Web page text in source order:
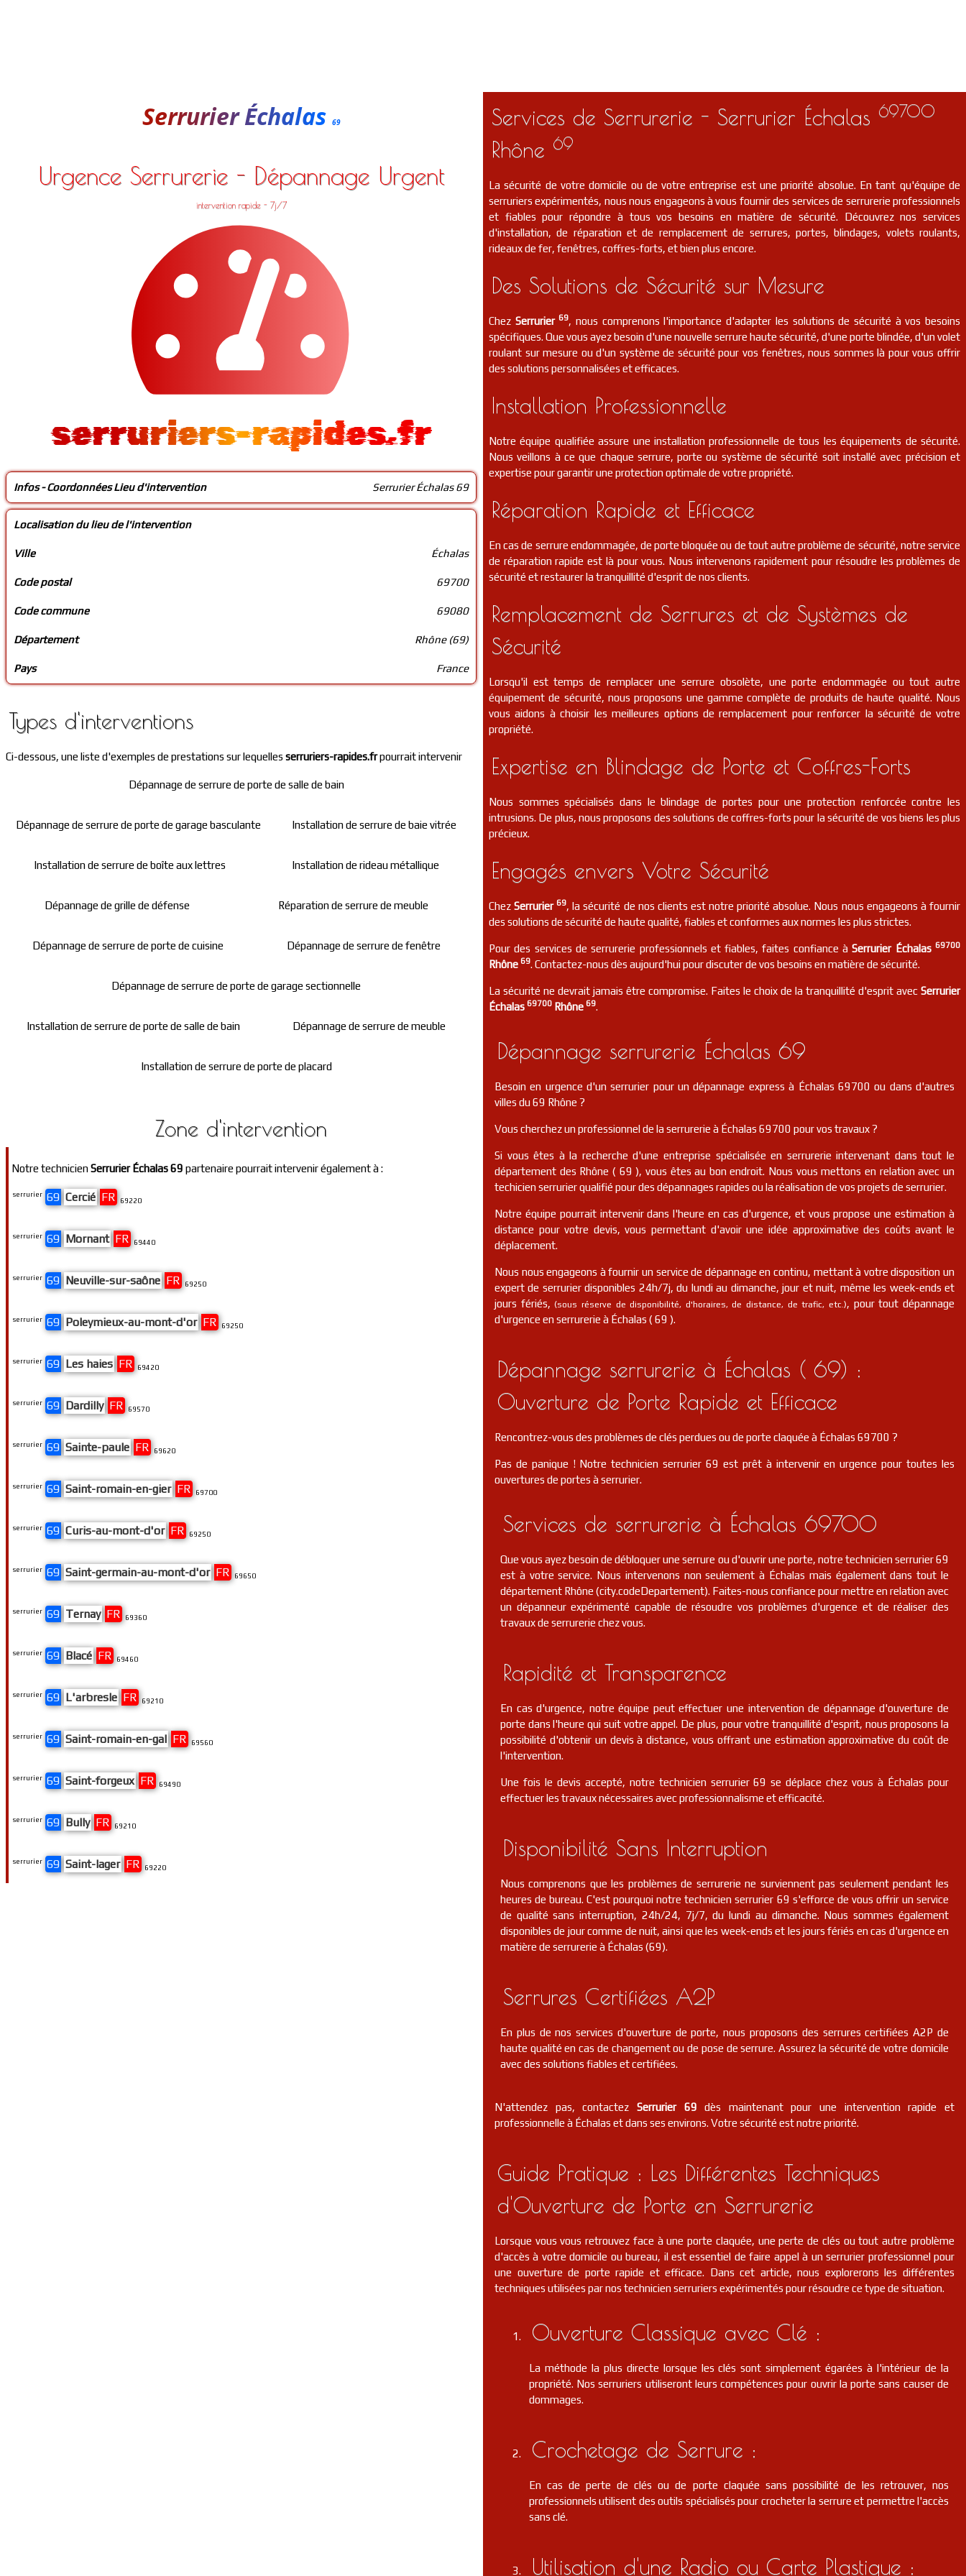
Serrurier Échalas 69
Urgence Serrurerie - Dépannage Urgent
intervention rapide - 7j/7
serruriers-rapides.fr
Infos - Coordonnées Lieu d'intervention Serrurier Échalas 69
Localisation du lieu de l'intervention
Ville Échalas
Code postal 69700
Code commune 69080
Département Rhône (69)
Pays France
Types d'interventions
Ci-dessous, une liste d'exemples de prestations sur lequelles serruriers-rapides.frpourrait intervenir
Dépannage de serrure de porte de salle de bain
Dépannage de serrure de porte de garage basculante Installation de serrure de baie vitrée
Installation de serrure de boîte aux lettres Installation de rideau métallique
Dépannage de grille de défense Réparation de serrure de meuble
Dépannage de serrure de porte de cuisine Dépannage de serrure de fenêtre
Dépannage de serrure de porte de garage sectionnelle
Installation de serrure de porte de salle de bain Dépannage de serrure de meuble
Installation de serrure de porte de placard
Zone d'intervention
Notre technicienSerrurier Échalas 69 partenaire pourrait intervenir également à :
serrurier 69 Saint-lager FR 69220
serrurier 69 Bully FR 69210
serrurier 69 Saint-forgeux FR 69490
serrurier 69 Saint-romain-en-gal FR 69560
serrurier 69 L'arbresle FR 69210
serrurier 69 Blacé FR 69460
serrurier 69 Ternay FR 69360
serrurier 69 Saint-germain-au-mont-d'or FR 69650
serrurier 69 Curis-au-mont-d'or FR 69250
serrurier 69 Saint-romain-en-gier FR 69700
serrurier 69 Sainte-paule FR 69620
serrurier 69 Dardilly FR 69570
serrurier 69 Les haies FR 69420
serrurier 69 Poleymieux-au-mont-d'or FR 69250
serrurier 69 Neuville-sur-saône FR 69250
serrurier 69 Mornant FR 69440
serrurier 69 Cercié FR 69220
Services de Serrurerie - Serrurier Échalas 69700
Rhône 69
La sécurité de votre domicile ou de votre entreprise est une priorité absolue. En tant qu'équipe de
serruriers expérimentés, nous nous engageons à vous fournir des services de serrurerie professionnels
et fiables pour répondre à tous vos besoins en matière de sécurité. Découvrez nos services
d'installation, de réparation et de remplacement de serrures, portes, blindages, volets roulants,
rideaux de fer, fenêtres, coffres-forts, et bien plus encore.
Des Solutions de Sécurité sur Mesure
Chez Serrurier69, nous comprenons l'importance d'adapter les solutions de sécurité à vos besoins
spécifiques. Que vous ayez besoin d'une nouvelle serrure haute sécurité, d'une porte blindée, d'un volet
roulant sur mesure ou d'un système de sécurité pour vos fenêtres, nous sommes là pour vous offrir
des solutions personnalisées et efficaces.
Installation Professionnelle
Notre équipe qualifiée assure une installation professionnelle de tous les équipements de sécurité.
Nous veillons à ce que chaque serrure, porte ou système de sécurité soit installé avec précision et
expertise pour garantir une protection optimale de votre propriété.
Réparation Rapide et Efficace
En cas de serrure endommagée, de porte bloquée ou de tout autre problème de sécurité, notre service
de réparation rapide est là pour vous. Nous intervenons rapidement pour résoudre les problèmes de
sécurité et restaurer la tranquillité d'esprit de nos clients.
Remplacement de Serrures et de Systèmes de
Sécurité
Lorsqu'il est temps de remplacer une serrure obsolète, une porte endommagée ou tout autre
équipement de sécurité, nous proposons une gamme complète de produits de haute qualité. Nous
vous aidons à choisir les meilleures options de remplacement pour renforcer la sécurité de votre
propriété.
Expertise en Blindage de Porte et Coffres-Forts
Nous sommes spécialisés dans le blindage de portes pour une protection renforcée contre les
intrusions. De plus, nous proposons des solutions de coffres-forts pour la sécurité de vos biens les plus
précieux.
Engagés envers Votre Sécurité
ChezSerrurier69, la sécurité de nos clients est notre priorité absolue. Nous nous engageons à fournir
des solutions de sécurité de haute qualité, fiables et conformes aux normes les plus strictes.
Pour des services de serrurerie professionnels et fiables, faites confiance àSerrurier Échalas 69700
Rhône 69. Contactez-nous dès aujourd'hui pour discuter de vos besoins en matière de sécurité.
La sécurité ne devrait jamais être compromise. Faites le choix de la tranquillité d'esprit avec Serrurier
Échalas 69700Rhône 69.
Dépannage serrurerie Échalas 69
Besoin en urgence d'un serrurier pour un dépannage express à Échalas 69700 ou dans d'autres
villes du 69 Rhône ?
Vous cherchez un professionnel de la serrurerie à Échalas 69700 pour vos travaux ?
Si vous êtes à la recherche d'une entreprise spécialisée en serrurerie intervenant dans tout le
département des Rhône ( 69 ), vous êtes au bon endroit. Nous vous mettons en relation avec un
techicien serrurier qualifié pour des dépannages rapides ou la réalisation de vos projets de serrurier.
Notre équipe pourrait intervenir dans l'heure en cas d'urgence, et vous propose une estimation à
distance pour votre devis, vous permettant d'avoir une idée approximative des coûts avant le
déplacement.
Nous nous engageons à fournir un service de dépannage en continu, mettant à votre disposition un
expert de serrurier disponibles 24h/7j, du lundi au dimanche, jour et nuit, même les week-ends et
jours fériés,(sous réserve de disponibilité, d'horaires, de distance, de trafic, etc.), pour tout dépannage
d'urgence en serrurerie à Échalas ( 69 ).
Dépannage serrurerie à Échalas ( 69) :
Ouverture de Porte Rapide et Efficace
Rencontrez-vous des problèmes de clés perdues ou de porte claquée à Échalas 69700 ?
Pas de panique ! Notre technicien serrurier 69 est prêt à intervenir en urgence pour toutes les
ouvertures de portes à serrurier.
Services de serrurerie à Échalas 69700
Que vous ayez besoin de débloquer une serrure ou d'ouvrir une porte, notre technicien serrurier 69
est à votre service. Nous intervenons non seulement à Échalas mais également dans tout le
département Rhône (city.codeDepartement). Faites-nous confiance pour mettre en relation avec
un dépanneur expérimenté capable de résoudre vos problèmes d'urgence et de réaliser des
travaux de serrurerie chez vous.
Rapidité et Transparence
En cas d'urgence, notre équipe peut effectuer une intervention de dépannage d'ouverture de
porte dans l'heure qui suit votre appel. De plus, pour votre tranquillité d'esprit, nous proposons la
possibilité d'obtenir un devis à distance, vous offrant une estimation approximative du coût de
l'intervention.
Une fois le devis accepté, notre technicien serrurier 69 se déplace chez vous à Échalas pour
effectuer les travaux nécessaires avec professionnalisme et efficacité.
Disponibilité Sans Interruption
Nous comprenons que les problèmes de serrurerie ne surviennent pas seulement pendant les
heures de bureau. C'est pourquoi notre technicien serrurier 69 s'efforce de vous offrir un service
de qualité sans interruption, 24h/24, 7j/7, du lundi au dimanche. Nous sommes également
disponibles de jour comme de nuit, ainsi que les week-ends et les jours fériés en cas d'urgence en
matière de serrurerie à Échalas (69).
Serrures Certifiées A2P
En plus de nos services d'ouverture de porte, nous proposons des serrures certifiées A2P de
haute qualité en cas de changement ou de pose de serrure. Assurez la sécurité de votre domicile
avec des solutions fiables et certifiées.
N'attendez pas, contactez Serrurier 69 dès maintenant pour une intervention rapide et
professionnelle à Échalas et dans ses environs. Votre sécurité est notre priorité.
Guide Pratique : Les Différentes Techniques
d'Ouverture de Porte en Serrurerie
Lorsque vous vous retrouvez face à une porte claquée, une perte de clés ou tout autre problème
d'accès à votre domicile ou bureau, il est essentiel de faire appel à un serrurier professionnel pour
une ouverture de porte rapide et efficace. Dans cet article, nous explorerons les différentes
techniques utilisées par nos technicien serruriers expérimentés pour résoudre ce type de situation.
Ouverture Classique avec Clé :
La méthode la plus directe lorsque les clés sont simplement égarées à l'intérieur de la
propriété. Nos serruriers utiliseront leurs compétences pour ouvrir la porte sans causer de
dommages.
Crochetage de Serrure :
En cas de perte de clés ou de porte claquée sans possibilité de les retrouver, nos
professionnels utilisent des outils spécialisés pour crocheter la serrure et permettre l'accès
sans clé.
Utilisation d'une Radio ou Carte Plastique :